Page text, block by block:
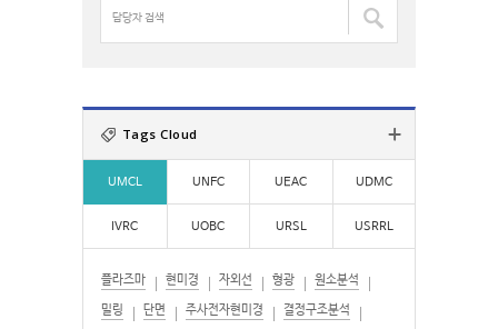
:자
:
Tags Cloud
UMCL UNFC UEAC UDMC
IVRC UOBC URSL USRRL
플라즈마 현미경 자외선 형광 원소분석
밀링 단면 주사전자현미경 결정구조분석